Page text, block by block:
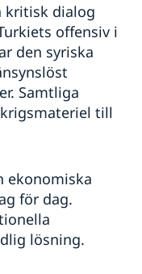
kritisk dialog
offensiv i
den syriska
Samtliga
till
ekonomiska
för dag.
lösning.